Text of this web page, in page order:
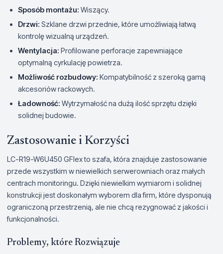
Sposób montażu: Wiszący.
Drzwi: Szklane drzwi przednie, które umożliwiają łatwą
kontrolę wizualną urządzeń.
Wentylacja: Profilowane perforacje zapewniające
optymalną cyrkulację powietrza.
Możliwość rozbudowy: Kompatybilność z szeroką gamą
akcesoriów rackowych.
Ładowność: Wytrzymałość na dużą ilość sprzętu dzięki
solidnej budowie.
Zastosowanie i Korzyści
LC-R19-W6U450 GFlex to szafa, która znajduje zastosowanie
przede wszystkim w niewielkich serwerowniach oraz małych
centrach monitoringu. Dzięki niewielkim wymiarom i solidnej
konstrukcji jest doskonałym wyborem dla firm, które dysponują
ograniczoną przestrzenią, ale nie chcą rezygnować z jakości i
funkcjonalności.
Problemy, które Rozwiązuje